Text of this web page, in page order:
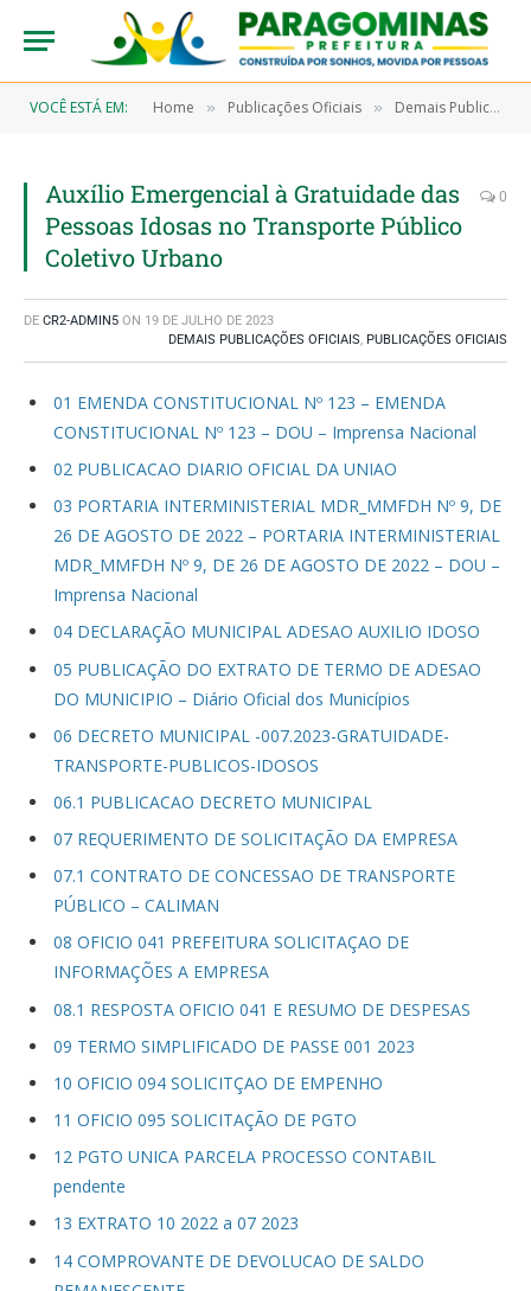
VOCÊ ESTÁ EM: Home » Publicações Oficiais » Demais Publicações Oficiais
Auxílio Emergencial à Gratuidade das
Pessoas Idosas no Transporte Público
Coletivo Urbano
0
DE CR2-ADMIN5 ON 19 DE JULHO DE 2023
DEMAIS PUBLICAÇÕES OFICIAIS, PUBLICAÇÕES OFICIAIS
01 EMENDA CONSTITUCIONAL Nº 123 – EMENDA
CONSTITUCIONAL Nº 123 – DOU – Imprensa Nacional
02 PUBLICACAO DIARIO OFICIAL DA UNIAO
03 PORTARIA INTERMINISTERIAL MDR_MMFDH Nº 9, DE
26 DE AGOSTO DE 2022 – PORTARIA INTERMINISTERIAL
MDR_MMFDH Nº 9, DE 26 DE AGOSTO DE 2022 – DOU –
Imprensa Nacional
04 DECLARAÇÃO MUNICIPAL ADESAO AUXILIO IDOSO
05 PUBLICAÇÃO DO EXTRATO DE TERMO DE ADESAO
DO MUNICIPIO – Diário Oficial dos Municípios
06 DECRETO MUNICIPAL -007.2023-GRATUIDADE-
TRANSPORTE-PUBLICOS-IDOSOS
06.1 PUBLICACAO DECRETO MUNICIPAL
07 REQUERIMENTO DE SOLICITAÇÃO DA EMPRESA
07.1 CONTRATO DE CONCESSAO DE TRANSPORTE
PÚBLICO – CALIMAN
08 OFICIO 041 PREFEITURA SOLICITAÇAO DE
INFORMAÇÕES A EMPRESA
08.1 RESPOSTA OFICIO 041 E RESUMO DE DESPESAS
09 TERMO SIMPLIFICADO DE PASSE 001 2023
10 OFICIO 094 SOLICITÇAO DE EMPENHO
11 OFICIO 095 SOLICITAÇÃO DE PGTO
12 PGTO UNICA PARCELA PROCESSO CONTABIL
pendente
13 EXTRATO 10 2022 a 07 2023
14 COMPROVANTE DE DEVOLUCAO DE SALDO